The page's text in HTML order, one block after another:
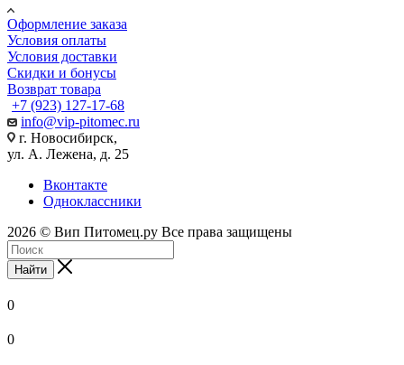
Оформление заказа
Условия оплаты
Условия доставки
Скидки и бонусы
Возврат товара
+7 (923) 127-17-68
info@vip-pitomec.ru
г. Новосибирск,
ул. А. Лежена, д. 25
Вконтакте
Одноклассники
2026 © Вип Питомец.ру Все права защищены
Найти
0
0